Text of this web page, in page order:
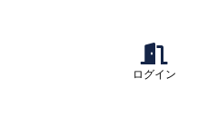
ログイン